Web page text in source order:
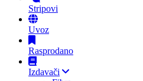
Stripovi
Uvoz
Rasprodano
Izdavači